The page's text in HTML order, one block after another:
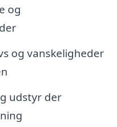
og
og vanskeligheder
udstyr der